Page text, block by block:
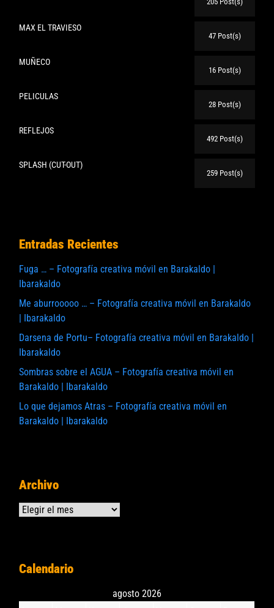
MAX EL TRAVIESO
47 Post(s)
MUÑECO
16 Post(s)
PELICULAS
28 Post(s)
REFLEJOS
492 Post(s)
SPLASH (CUT-OUT)
259 Post(s)
Entradas Recientes
Fuga … – Fotografía creativa móvil en Barakaldo |
Ibarakaldo
Me aburrooooo … – Fotografía creativa móvil en Barakaldo
| Ibarakaldo
Darsena de Portu– Fotografía creativa móvil en Barakaldo |
Ibarakaldo
Sombras sobre el AGUA – Fotografía creativa móvil en
Barakaldo | Ibarakaldo
Lo que dejamos Atras – Fotografía creativa móvil en
Barakaldo | Ibarakaldo
Archivo
Archivos
Calendario
agosto 2026